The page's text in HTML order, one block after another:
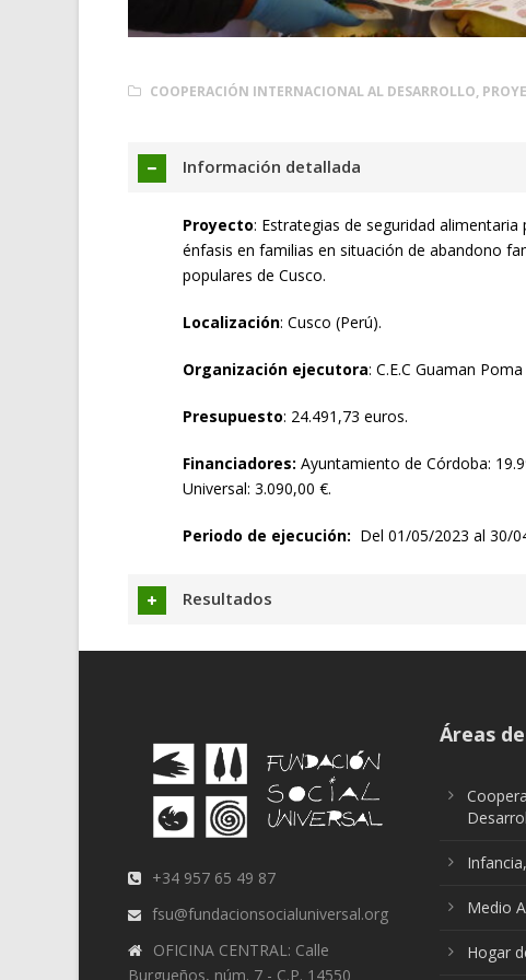
COOPERACIÓN INTERNACIONAL AL DESARROLLO,
Información detallada
Proyecto: Estrategias de seguridad
énfasis en familias en situación de abandono
populares de Cusco.
Localización: Cusco (Perú).
Organización ejecutora: C.E.C Guaman
Presupuesto: 24.491,73 euros.
Financiadores: Ayuntamiento de Córdoba:
Universal: 3.090,00 €.
Periodo de ejecución: Del 01/05/2023 al 30/
Resultados
+34 957 65 49 87
fsu@fundacionsocialuniversal.org
OFICINA CENTRAL: Calle
Burgueños, núm. 7 - C.P. 14550
Áreas
Medio
Hogar